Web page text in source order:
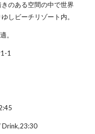
のある空間の中で世界
しビーチリゾート内。
。
1
Drink,23:30